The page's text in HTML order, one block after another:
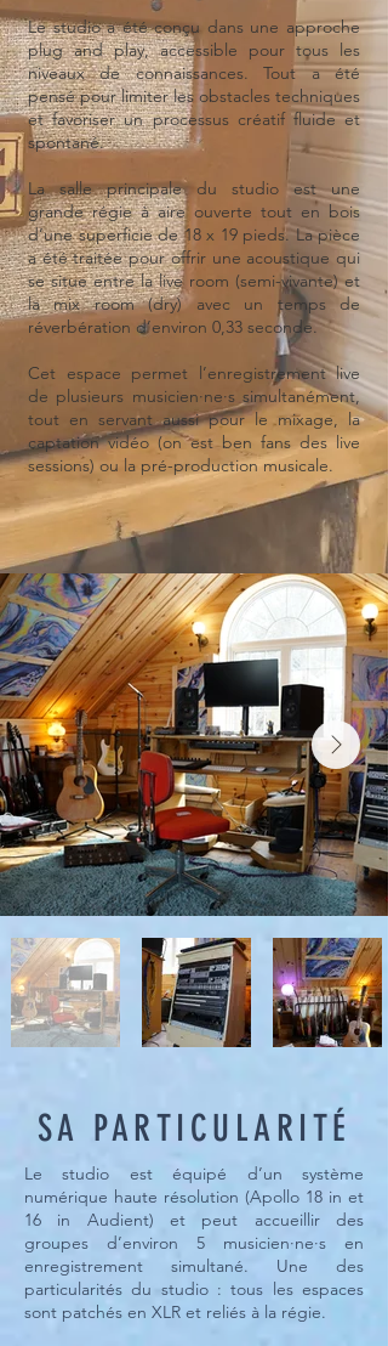
Le studio a été conçu dans une approche
plug and play, accessible pour tous les
niveaux de connaissances. Tout a été
pensé pour limiter les obstacles techniques
et favoriser un processus créatif fluide et
spontané.
La salle principale du studio est une
grande régie à aire ouverte tout en bois
d’une superficie de 18 x 19 pieds. La pièce
a été traitée pour offrir une acoustique qui
se situe entre la live room (semi-vivante) et
la mix room (dry) avec un temps de
réverbération d’environ 0,33 seconde.
Cet espace permet l’enregistrement live
de plusieurs musicien·ne·s simultanément,
tout en servant aussi pour le mixage, la
captation vidéo (on est ben fans des live
sessions) ou la pré-production musicale.
SA PARTICULARITÉ
Le studio est équipé d’un système
numérique haute résolution (Apollo 18 in et
16 in Audient) et peut accueillir des
groupes d’environ 5 musicien·ne·s en
enregistrement simultané. Une des
particularités du studio : tous les espaces
sont patchés en XLR et reliés à la régie.